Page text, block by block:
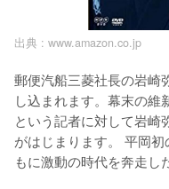
出典 : www.amazon.co.jp
郵便汽船三菱社長の岩崎
し込まれます。幕末の維
という記者に対して岩崎
がはじまります。 平岡
もに激動の時代を奔走し